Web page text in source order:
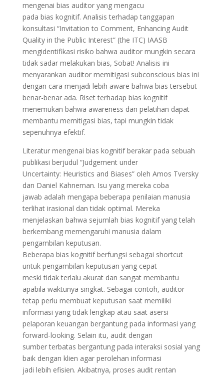
mengenai bias auditor yang mengacu
pada bias kognitif. Analisis terhadap tanggapan
konsultasi “Invitation to Comment, Enhancing Audit
Quality in the Public Interest” (the ITC) IAASB
mengidentifikasi risiko bahwa auditor mungkin secara
tidak sadar melakukan bias, Sobat! Analisis ini
menyarankan auditor memitigasi subconscious bias ini
dengan cara menjadi lebih aware bahwa bias tersebut
benar-benar ada. Riset terhadap bias kognitif
menemukan bahwa awareness dan pelatihan dapat
membantu memitigasi bias, tapi mungkin tidak
sepenuhnya efektif.
Literatur mengenai bias kognitif berakar pada sebuah
publikasi berjudul “Judgement under
Uncertainty: Heuristics and Biases” oleh Amos Tversky
dan Daniel Kahneman. Isu yang mereka coba
jawab adalah mengapa beberapa penilaian manusia
terlihat irasional dan tidak optimal. Mereka
menjelaskan bahwa sejumlah bias kognitif yang telah
berkembang memengaruhi manusia dalam
pengambilan keputusan.
Beberapa bias kognitif berfungsi sebagai shortcut
untuk pengambilan keputusan yang cepat
meski tidak terlalu akurat dan sangat membantu
apabila waktunya singkat. Sebagai contoh, auditor
tetap perlu membuat keputusan saat memiliki
informasi yang tidak lengkap atau saat asersi
pelaporan keuangan bergantung pada informasi yang
forward-looking. Selain itu, audit dengan
sumber terbatas bergantung pada interaksi sosial yang
baik dengan klien agar perolehan informasi
jadi lebih efisien. Akibatnya, proses audit rentan